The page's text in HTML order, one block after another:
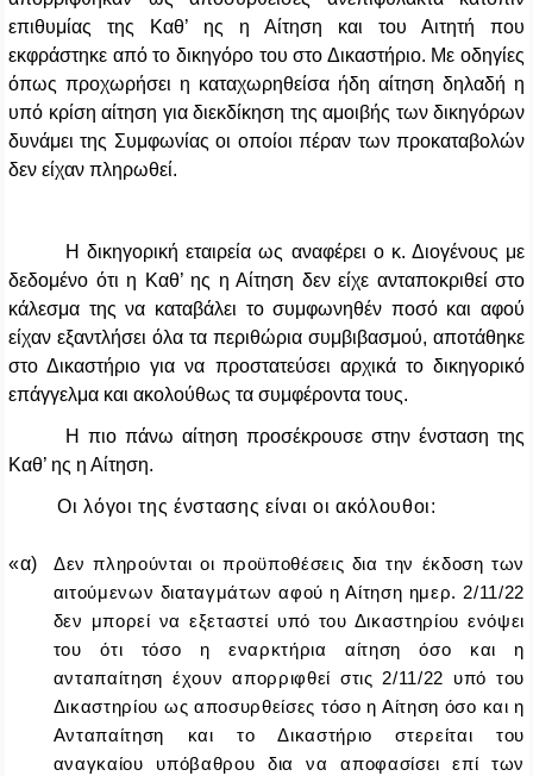
επιθυμίας της Καθ’ ης η Αίτηση και του Αιτητή που
εκφράστηκε από το δικηγόρο του στο Δικαστήριο. Με οδηγίες
όπως προχωρήσει η καταχωρηθείσα ήδη αίτηση δηλαδή η
υπό κρίση αίτηση για διεκδίκηση της αμοιβής των δικηγόρων
δυνάμει της Συμφωνίας οι οποίοι πέραν των προκαταβολών
δεν είχαν πληρωθεί.
Η δικηγορική εταιρεία ως αναφέρει ο κ. Διογένους με
δεδομένο ότι η Καθ’ ης η Αίτηση δεν είχε ανταποκριθεί στο
κάλεσμα της να καταβάλει το συμφωνηθέν ποσό και αφού
είχαν εξαντλήσει όλα τα περιθώρια συμβιβασμού, αποτάθηκε
στο Δικαστήριο για να προστατεύσει αρχικά το δικηγορικό
επάγγελμα και ακολούθως τα συμφέροντα τους.
Η πιο πάνω αίτηση προσέκρουσε στην ένσταση της
Καθ’ ης η Αίτηση.
Οι λόγοι της ένστασης είναι οι ακόλουθοι:
«α) Δεν πληρούνται οι προϋποθέσεις δια την έκδοση των
αιτούμενων διαταγμάτων αφού η Αίτηση ημερ. 2/11/22
δεν μπορεί να εξεταστεί υπό του Δικαστηρίου ενόψει
του ότι τόσο η εναρκτήρια αίτηση όσο και η
ανταπαίτηση έχουν απορριφθεί στις 2/11/22 υπό του
Δικαστηρίου ως αποσυρθείσες τόσο η Αίτηση όσο και η
Ανταπαίτηση και το Δικαστήριο στερείται του
αναγκαίου υπόβαθρου δια να αποφασίσει επί των